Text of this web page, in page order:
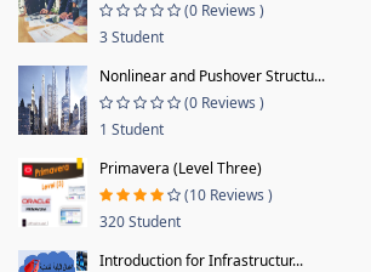
(0 Reviews )
3 Student
Nonlinear and Pushover Structu...
(0 Reviews )
1 Student
Primavera (Level Three)
(10 Reviews )
320 Student
Introduction for Infrastructur...